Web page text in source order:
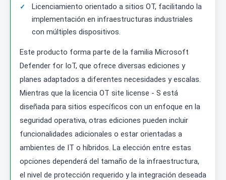
Licenciamiento orientado a sitios OT, facilitando la
implementación en infraestructuras industriales
con múltiples dispositivos.
Este producto forma parte de la familia Microsoft
Defender for IoT, que ofrece diversas ediciones y
planes adaptados a diferentes necesidades y escalas.
Mientras que la licencia OT site license - S está
diseñada para sitios específicos con un enfoque en la
seguridad operativa, otras ediciones pueden incluir
funcionalidades adicionales o estar orientadas a
ambientes de IT o híbridos. La elección entre estas
opciones dependerá del tamaño de la infraestructura,
el nivel de protección requerido y la integración deseada